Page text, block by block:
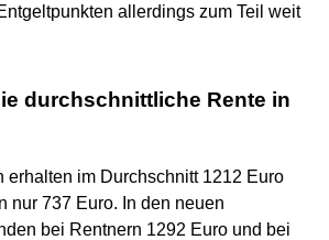
allerdings zum Teil weit
durchschnittliche Rente in
erhalten im Durchschnitt 1212 Euro
nur 737 Euro. In den neuen
bei Rentnern 1292 Euro und bei